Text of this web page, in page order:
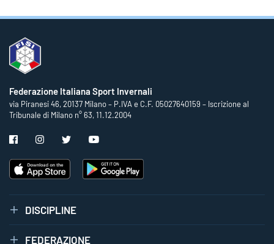
Federazione Italiana Sport Invernali
via Piranesi 46, 20137 Milano – P.IVA e C.F. 05027640159 – Iscrizione al
Tribunale di Milano n° 63, 11.12.2004
DISCIPLINE
FEDERAZIONE